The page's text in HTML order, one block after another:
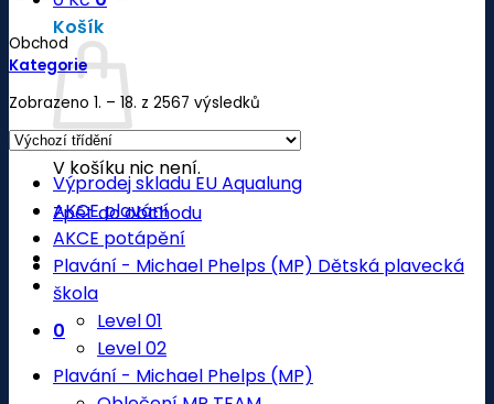
Košík
V košíku nic není.
Zpět do obchodu
0
Obchod
Kategorie
Zobrazeno 1. – 18. z 2567 výsledků
Výprodej skladu EU Aqualung
AKCE plavání
AKCE potápění
Plavání - Michael Phelps (MP) Dětská plavecká
škola
Level 01
Level 02
Plavání - Michael Phelps (MP)